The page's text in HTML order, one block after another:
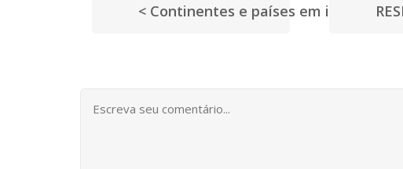
< Continentes e países em inglês